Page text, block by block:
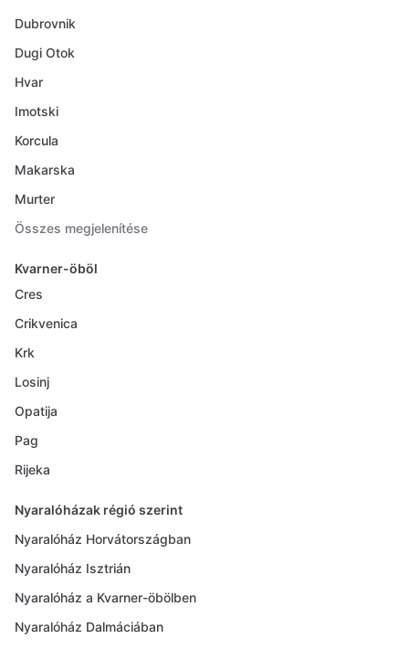
Dubrovnik
Dugi Otok
Hvar
Imotski
Korcula
Makarska
Murter
Összes megjelenítése
Kvarner-öböl
Cres
Crikvenica
Krk
Losinj
Opatija
Pag
Rijeka
Nyaralóházak régió szerint
Nyaralóház Horvátországban
Nyaralóház Isztrián
Nyaralóház a Kvarner-öbölben
Nyaralóház Dalmáciában